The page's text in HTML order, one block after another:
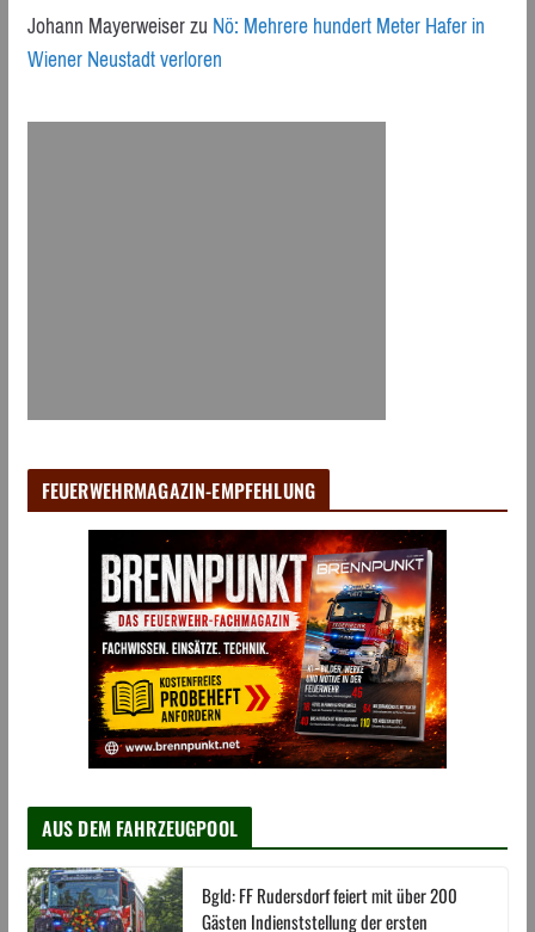
Johann MayerweiserzuNö: Mehrere hundert Meter Hafer in
Wiener Neustadt verloren
FEUERWEHRMAGAZIN-EMPFEHLUNG
AUS DEM FAHRZEUGPOOL
Bgld: FF Rudersdorf feiert mit über 200
Gästen Indienststellung der ersten